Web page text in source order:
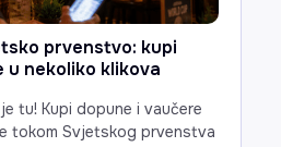
prvenstvo: kupi
u nekoliko klikova
tu! Kupi dopune i vaučere
tokom Svjetskog prvenstva